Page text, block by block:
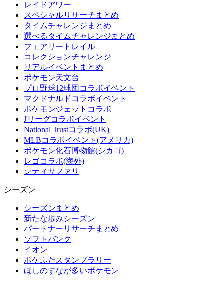
レイドアワー
スペシャルリサーチまとめ
タイムチャレンジまとめ
選べるタイムチャレンジまとめ
フェアリートレイル
コレクションチャレンジ
リアルイベントまとめ
ポケモン天文台
プロ野球12球団コラボイベント
マクドナルドコラボイベント
ポケモンジェットコラボ
Jリーグコラボイベント
National Trustコラボ(UK)
MLBコラボイベント(アメリカ)
ポケモン化石博物館(シカゴ)
レゴコラボ(海外)
シティサファリ
シーズン
シーズンまとめ
新たな歩みシーズン
パートナーリサーチまとめ
ソフトバンク
イオン
ポケふたスタンプラリー
ほしのすなが多いポケモン